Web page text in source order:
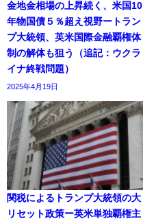
金地金相場の上昇続く、米国10
年物国債５％超え視野ートラン
プ大統領、英米国際金融覇権体
制の解体も狙う（追記：ウクラ
イナ終戦問題）
2025年4月19日
関税によるトランプ大統領の大
リセット政策ー英米単独覇権主